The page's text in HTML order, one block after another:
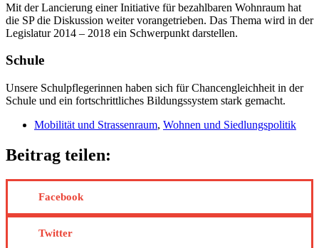
Mit der Lancierung einer Initiative für bezahlbaren Wohnraum hat
die SP die Diskussion weiter vorangetrieben. Das Thema wird in der
Legislatur 2014 – 2018 ein Schwerpunkt darstellen.
Schule
Unsere Schulpflegerinnen haben sich für Chancengleichheit in der
Schule und ein fortschrittliches Bildungssystem stark gemacht.
Mobilität und Strassenraum, Wohnen und Siedlungspolitik
Beitrag teilen:
Facebook
Twitter